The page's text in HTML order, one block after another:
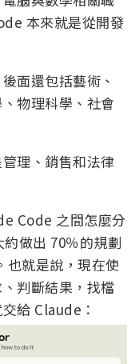
本來就是從開發
面還包括藝術、
物理科學、社會
理、銷售和法律
Code 之間怎麼分
做出 70％的規劃
也就是說，現在使
判斷結果，找檔
給 Claude：